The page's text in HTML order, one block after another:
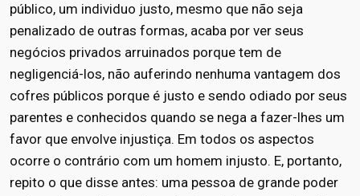
público, um individuo justo, mesmo que não seja
penalizado de outras formas, acaba por ver seus
negócios privados arruinados porque tem de
negligenciá-los, não auferindo nenhuma vantagem dos
cofres públicos porque é justo e sendo odiado por seus
parentes e conhecidos quando se nega a fazer-lhes um
favor que envolve injustiça. Em todos os aspectos
ocorre o contrário com um homem injusto. E, portanto,
repito o que disse antes: uma pessoa de grande poder